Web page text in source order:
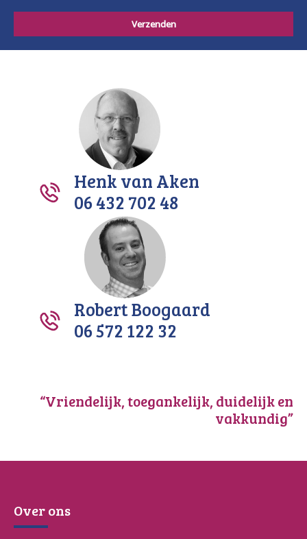
Henk van Aken
06 432 702 48
Robert Boogaard
06 572 122 32
“Vriendelijk, toegankelijk, duidelijk en
vakkundig”
Over ons